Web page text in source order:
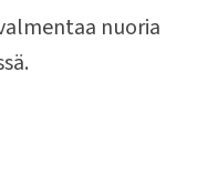
nuoria